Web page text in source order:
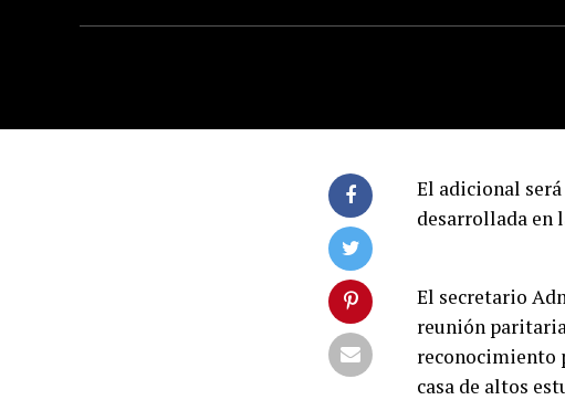
El adicional
desarrollada en
El secretario
reunión
reconocimiento
casa de altos